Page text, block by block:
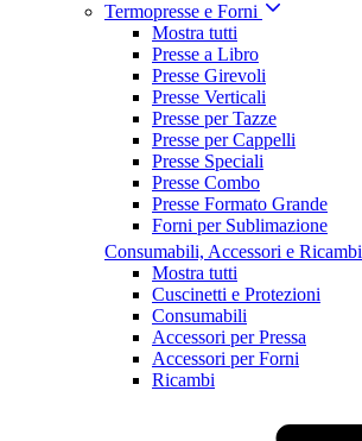
Termopresse e Forni
Mostra tutti
Presse a Libro
Presse Girevoli
Presse Verticali
Presse per Tazze
Presse per Cappelli
Presse Speciali
Presse Combo
Presse Formato Grande
Forni per Sublimazione
Consumabili, Accessori e Ricambi
Mostra tutti
Cuscinetti e Protezioni
Consumabili
Accessori per Pressa
Accessori per Forni
Ricambi